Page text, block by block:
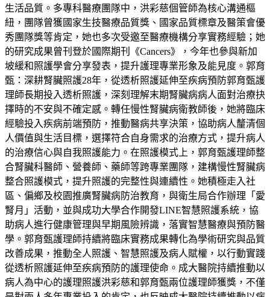
生活品質。多專科醫療團隊中，洪彩慈個管師為核心溝通樞
紐，團隊曾獲國家生技醫療品質獎、國家品質標章及醫策會優
秀團隊獎等肯定，她也多次受邀至醫療機構分享實務經驗；她
的研究成果曾刊登於國際期刊《Cancers》，今年也參與新加
坡緩和照護學會分享發表，提升護理專業形象及能見度。郭育
甄：深耕腎臟照護28年，從透析照護延伸至疾病預防郭育甄護
理師長期投入透析照護，深刻理解末期腎臟病病人面對治療抉
擇時的不安與不確定感。轉任慢性腎臟病衛教師後，她將臨床
經驗投入疾病前端預防，推動醫病共享決策，協助病人釐清個
人價值與生活目標，選擇符合自身需求的治療方式，提升病人
的治療信心與自我照護能力。在照護模式上，郭育甄護理師整
合腎臟科醫師、營養師、藥師等跨專業團隊，建構慢性腎臟病
整合照護模式，提升照護的完整性與連續性。她積極走入社
區、偏鄉及校園推廣腎臟病防治教育，與衛生局合作辦理「愛
腎月」活動，並與成功大學合作開發LINE智慧照護系統，協
助病人進行健康管理與早期風險辨識，落實智慧醫療與預防醫
學。郭育甄護理師持續將臨床實務成果轉化為學術研究與品質
改善成果，推動全人照護、智慧照護及病人賦權，以行動實踐
從透析照護延伸至疾病預防的護理使命。成大醫院持續推動以
病人為中心的護理照護洪彩慈和郭育甄兩位護理師獲獎，不僅